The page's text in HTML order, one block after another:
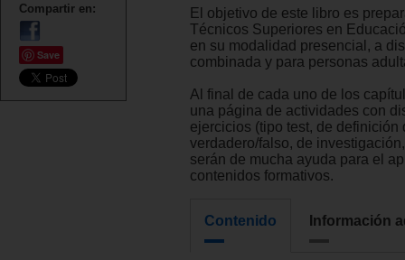
Compartir en:
Save
El objetivo de este libro es
Técnicos Superiores en
en su modalidad presencial, a
combinada y para personas
Al final de cada uno de los
una página de actividades con
ejercicios (tipo test, de definición
verdadero/falso, de
serán de mucha ayuda para el
contenidos formativos.
Contenido Información